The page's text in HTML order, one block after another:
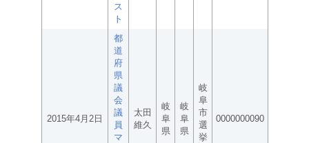
ス
ト
2015年4月2日
都
道
府
県
議
会
議
員
マ
太田
維久
岐
阜
県
岐
阜
県
岐
阜
市
選
挙
0000000090